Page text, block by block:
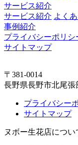
サービス紹介
サービス紹介 よく
事例紹介
プライバシーポリシ
サイトマップ
〒381-0014
長野県長野市北尾張
プライバシー
サイトマップ
ヌボー生花店につい